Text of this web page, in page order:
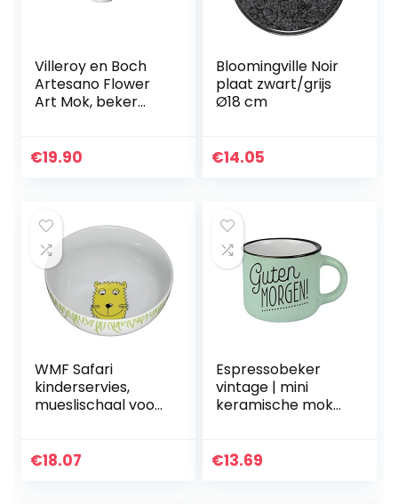
Villeroy en Boch
Artesano Flower
Art Mok, beker
premium
€19.90
Bloomingville Noir
plaat zwart/grijs
Ø18 cm
€14.05
WMF Safari
kinderservies,
mueslischaal voor
vaatwasmachineb
€18.07
Espressobeker
vintage | mini
keramische mok
Guten Morgen,
€13.69